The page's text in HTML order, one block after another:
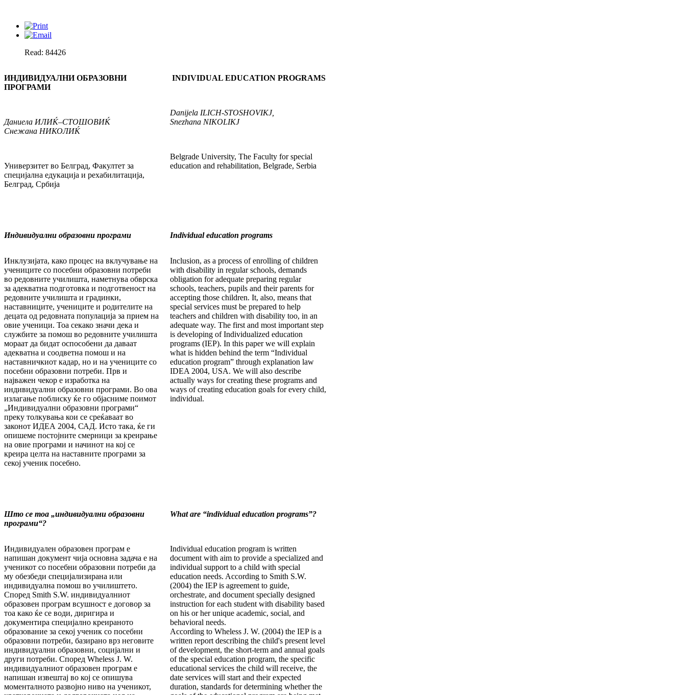
Read: 84426
ИНДИВИДУАЛНИ ОБРАЗОВНИ
ПРОГРАМИ
Даниела ИЛИЌ–СТОШОВИЌ
Снежана НИКОЛИЌ
Универзитет во Белград, Факултет за
специјална едукација и рехабилитација,
Белград, Србија
INDIVIDUAL EDUCATION PROGRAMS
Danijela ILICH-STOSHOVIКЈ,
Snezhana NIKOLIКЈ
Belgrade University, The Faculty for special
education and rehabilitation, Belgrade, Serbia
Индивидуални образовни програми Individual education programs
Инклузијата, како процес на вклучување на
учениците со посебни образовни потреби
во редовните училишта, наметнува обврска
за адекватна подготовка и подготвеност на
редовните училишта и градинки,
наставниците, учениците и родителите на
децата од редовната популација за прием на
овие ученици. Тоа секако значи дека и
службите за помош во редовните училишта
мораат да бидат оспособени да даваат
адекватна и соодветна помош и на
наставничкиот кадар, но и на учениците со
посебни образовни потреби. Прв и
најважен чекор е изработка на
индивидуални образовни програми. Во ова
излагање поблиску ќе го објасниме поимот
„Индивидуални образовни програми“
преку толкувања кои се среќаваат во
законот ИДЕА 2004, САД. Исто така, ќе ги
опишеме постојните смерници за креирање
на овие програми и начинот на кој се
креира целта на наставните програми за
секој ученик посебно.
Inclusion, as a process of enrolling of children
with disability in regular schools, demands
obligation for adequate preparing regular
schools, teachers, pupils and their parents for
accepting those children. It, also, means that
special services must be prepared to help
teachers and children with disability too, in an
adequate way. The first and most important step
is developing of Individualized education
programs (IEP). In this paper we will explain
what is hidden behind the term “Individual
education program” through explanation law
IDEA 2004, USA. We will also describe
actually ways for creating these programs and
ways of creating education goals for every child,
individual.
Што се тоа „индивидуални образовни
програми“?
What are “individual education programs”?
Индивидуален образовен програм е
напишан документ чија основна задача е на
ученикот со посебни образовни потреби да
му обезбеди специјализирана или
индивидуална помош во училиштето.
Според Smith S.W. индивидуалниот
образовен програм всушност е договор за
тоа како ќе се води, диригира и
документира специјално креираното
образование за секој ученик со посебни
образовни потреби, базирано врз неговите
индивидуални образовни, социјални и
други потреби. Според Wheless J. W.
индивидуалниот образовен програм е
напишан извештај во кој се опишува
моменталното развојно ниво на ученикот,
Individual education program is written
document with aim to provide a specialized and
individual support to a child with special
education needs. According to Smith S.W.
(2004) the IEP is agreement to guide,
orchestrate, and document specially designed
instruction for each student with disability based
on his or her unique academic, social, and
behavioral needs.
According to Wheless J. W. (2004) the IEP is a
written report describing the child's present level
of development, the short-term and annual goals
of the special education program, the specific
educational services the child will receive, the
date services will start and their expected
duration, standards for determining whether the